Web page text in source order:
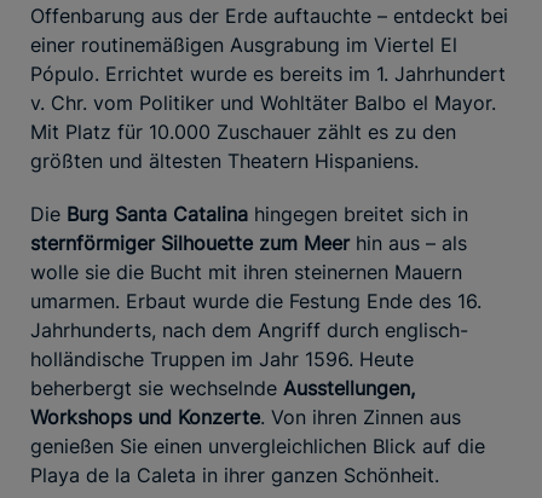
Offenbarung aus der Erde auftauchte – entdeckt bei
einer routinemäßigen Ausgrabung im Viertel El
Pópulo. Errichtet wurde es bereits im 1. Jahrhundert
v. Chr. vom Politiker und Wohltäter Balbo el Mayor.
Mit Platz für 10.000 Zuschauer zählt es zu den
größten und ältesten Theatern Hispaniens.
Die Burg Santa Catalina hingegen breitet sich in
sternförmiger Silhouette zum Meerhin aus – als
wolle sie die Bucht mit ihren steinernen Mauern
umarmen. Erbaut wurde die Festung Ende des 16.
Jahrhunderts, nach dem Angriff durch englisch-
holländische Truppen im Jahr 1596. Heute
beherbergt sie wechselnde Ausstellungen,
Workshops und Konzerte. Von ihren Zinnen aus
genießen Sie einen unvergleichlichen Blick auf die
Playa de la Caleta in ihrer ganzen Schönheit.